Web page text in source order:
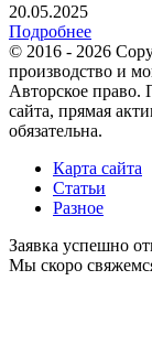
20.05.2025
Подробнее
© 2016 - 2026
производство и
Авторское право.
сайта, прямая
обязательна.
Карта сайта
Статьи
Разное
Заявка успешно
Мы скоро